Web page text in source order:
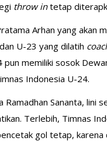
throw intetap
Arhan yang akan
U-23 yang dilatih
pun memiliki sosok
Indonesia U-24.
Ramadhan Sananta, lini
Terlebih, Timnas
gol tetap, karena